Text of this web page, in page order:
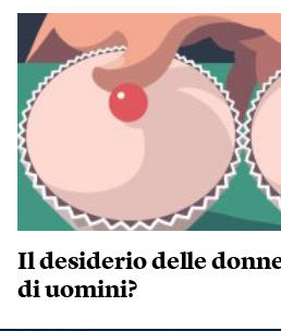
Il desiderio delle
di uomini?